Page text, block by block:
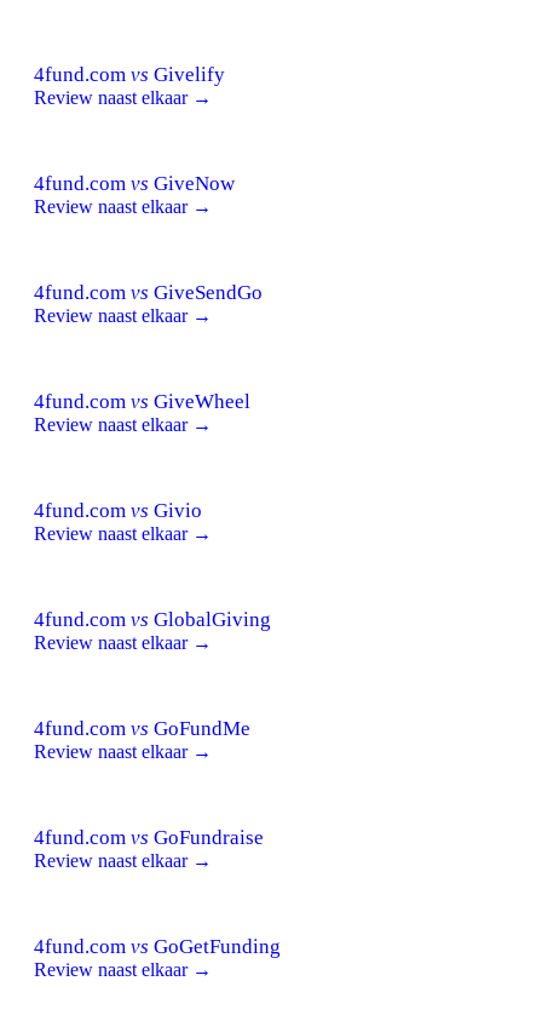
4fund.com vs Givelify
Review naast elkaar →
4fund.com vs GiveNow
Review naast elkaar →
4fund.com vs GiveSendGo
Review naast elkaar →
4fund.com vs GiveWheel
Review naast elkaar →
4fund.com vs Givio
Review naast elkaar →
4fund.com vs GlobalGiving
Review naast elkaar →
4fund.com vs GoFundMe
Review naast elkaar →
4fund.com vs GoFundraise
Review naast elkaar →
4fund.com vs GoGetFunding
Review naast elkaar →